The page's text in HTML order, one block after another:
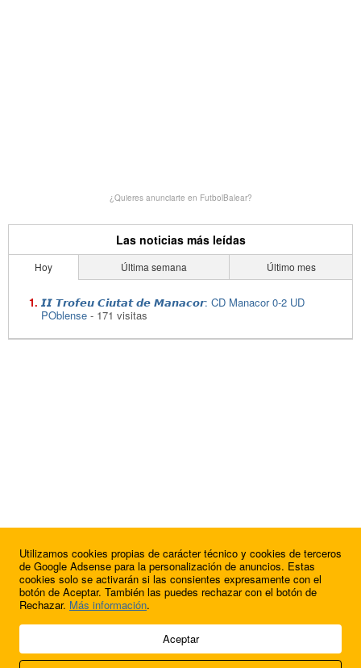
¿Quieres anunciarte en FutbolBalear?
Las noticias más leídas
Hoy Última semana Último mes
𝙄𝙄 𝙏𝙧𝙤𝙛𝙚𝙪 𝘾𝙞𝙪𝙩𝙖𝙩 𝙙𝙚 𝙈𝙖𝙣𝙖𝙘𝙤𝙧: CD Manacor 0-2 UD
POblense - 171 visitas
© 2009 - 2026 Soluciones Corporativas IP, SL.
Utilizamos cookies propias de carácter técnico y cookies de terceros
de Google Adsense para la personalización de anuncios. Estas
cookies solo se activarán si las consientes expresamente con el
botón de Aceptar. También las puedes rechazar con el botón de
Rechazar. Más información.
Aceptar